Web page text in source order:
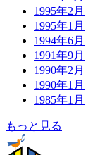
1995年2月
1995年1月
1994年6月
1991年9月
1990年2月
1990年1月
1985年1月
もっと見る